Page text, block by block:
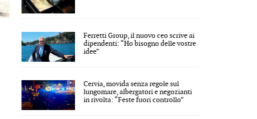
Ferretti Group, il nuovo ceo scrive ai
dipendenti: “Ho bisogno delle vostre
idee”
Cervia, movida senza regole sul
lungomare, albergatori e negozianti
in rivolta: “Feste fuori controllo”